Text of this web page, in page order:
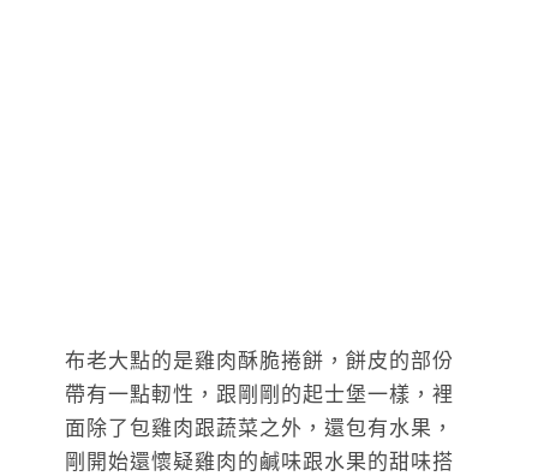
布老大點的是雞肉酥脆捲餅，餅皮的部份
帶有一點軔性，跟剛剛的起士堡一樣，裡
面除了包雞肉跟蔬菜之外，還包有水果，
剛開始還懷疑雞肉的鹹味跟水果的甜味搭